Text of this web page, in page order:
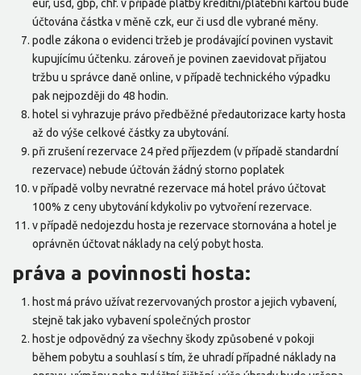
eur, usd, gbp, chf. v případě platby kreditní/platební kartou bude
účtována částka v měně czk, eur či usd dle vybrané měny.
podle zákona o evidenci tržeb je prodávající povinen vystavit
kupujícímu účtenku. zároveň je povinen zaevidovat přijatou
tržbu u správce daně online, v případě technického výpadku
pak nejpozději do 48 hodin.
hotel si vyhrazuje právo předběžné předautorizace karty hosta
až do výše celkové částky za ubytování.
při zrušení rezervace 24 před příjezdem (v případě standardní
rezervace) nebude účtován žádný storno poplatek
v případě volby nevratné rezervace má hotel právo účtovat
100% z ceny ubytování kdykoliv po vytvoření rezervace.
v případě nedojezdu hosta je rezervace stornována a hotel je
oprávněn účtovat náklady na celý pobyt hosta.
práva a povinnosti hosta:
host má právo užívat rezervovaných prostor a jejich vybavení,
stejně tak jako vybavení společných prostor
host je odpovědný za všechny škody způsobené v pokoji
během pobytu a souhlasí s tím, že uhradí případné náklady na